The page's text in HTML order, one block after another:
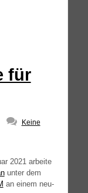
für
Keine
2021 arbei­te
unter dem
an einem neu­